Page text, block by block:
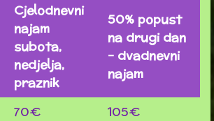
Cjelodnevni
najam
subota,
nedjelja,
praznik
50% popust
na drugi dan
- dvadnevni
najam
70€ 105€